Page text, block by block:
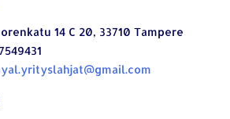
14 C 20, 33710 Tampere